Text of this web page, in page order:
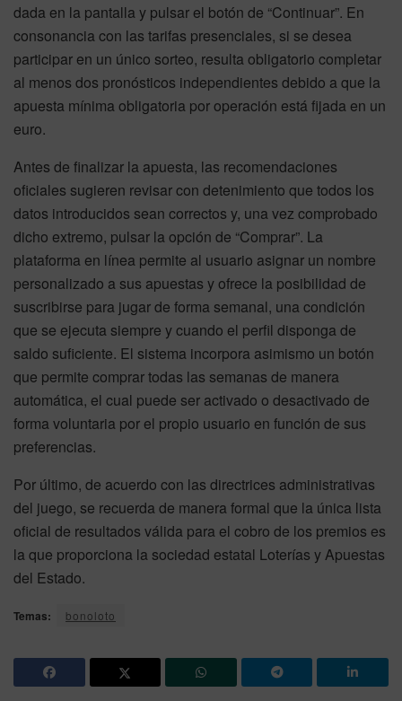
dada en la pantalla y pulsar el botón de “Continuar”. En
consonancia con las tarifas presenciales, si se desea
participar en un único sorteo, resulta obligatorio completar
al menos dos pronósticos independientes debido a que la
apuesta mínima obligatoria por operación está fijada en un
euro.
Antes de finalizar la apuesta, las recomendaciones
oficiales sugieren revisar con detenimiento que todos los
datos introducidos sean correctos y, una vez comprobado
dicho extremo, pulsar la opción de “Comprar”. La
plataforma en línea permite al usuario asignar un nombre
personalizado a sus apuestas y ofrece la posibilidad de
suscribirse para jugar de forma semanal, una condición
que se ejecuta siempre y cuando el perfil disponga de
saldo suficiente. El sistema incorpora asimismo un botón
que permite comprar todas las semanas de manera
automática, el cual puede ser activado o desactivado de
forma voluntaria por el propio usuario en función de sus
preferencias.
Por último, de acuerdo con las directrices administrativas
del juego, se recuerda de manera formal que la única lista
oficial de resultados válida para el cobro de los premios es
la que proporciona la sociedad estatal Loterías y Apuestas
del Estado.
Temas: bonoloto